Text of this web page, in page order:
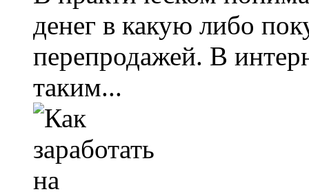
денег в какую либо
перепродажей. В
таким...